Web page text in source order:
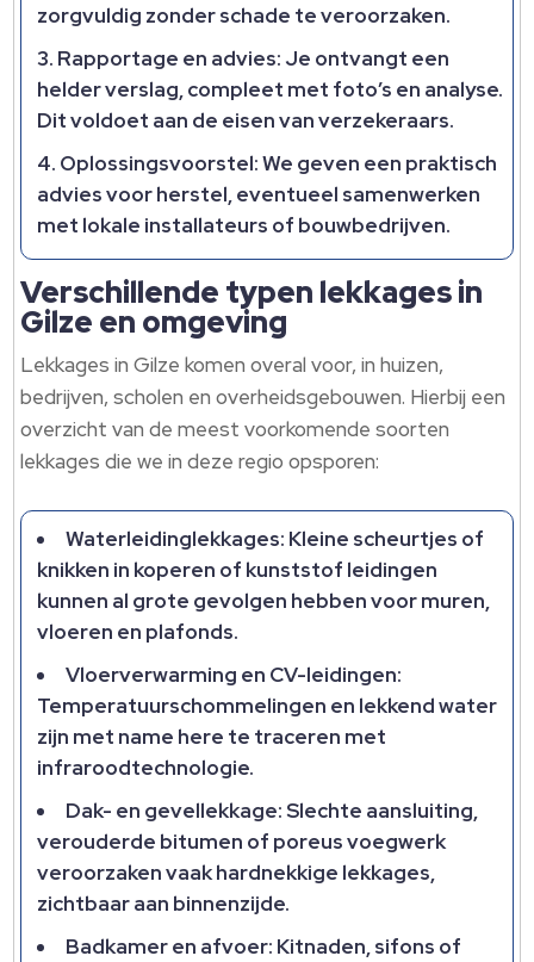
zorgvuldig zonder schade te veroorzaken.
Rapportage en advies: Je ontvangt een
helder verslag, compleet met foto’s en analyse.
Dit voldoet aan de eisen van verzekeraars.
Oplossingsvoorstel: We geven een praktisch
advies voor herstel, eventueel samenwerken
met lokale installateurs of bouwbedrijven.
Verschillende typen lekkages in
Gilze en omgeving
Lekkages in Gilze komen overal voor, in huizen,
bedrijven, scholen en overheidsgebouwen. Hierbij een
overzicht van de meest voorkomende soorten
lekkages die we in deze regio opsporen:
Waterleidinglekkages: Kleine scheurtjes of
knikken in koperen of kunststof leidingen
kunnen al grote gevolgen hebben voor muren,
vloeren en plafonds.
Vloerverwarming en CV-leidingen:
Temperatuurschommelingen en lekkend water
zijn met name here te traceren met
infraroodtechnologie.
Dak- en gevellekkage: Slechte aansluiting,
verouderde bitumen of poreus voegwerk
veroorzaken vaak hardnekkige lekkages,
zichtbaar aan binnenzijde.
Badkamer en afvoer: Kitnaden, sifons of